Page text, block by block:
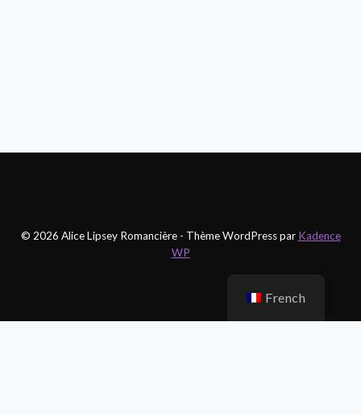
© 2026 Alice Lipsey Romancière - Thème WordPress par Kadence
WP
French